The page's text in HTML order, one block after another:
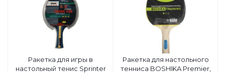
Ракетка для игры в
настольный тенис Sprinter
Ракетка для настольного
тенниса BOSHIKA Premier,